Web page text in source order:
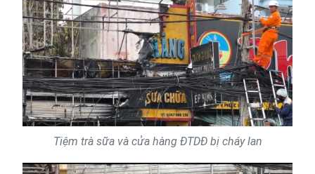
Tiệm trà sữa và cửa hàng ĐTDĐ bị cháy lan